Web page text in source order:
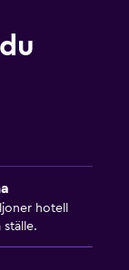
hotell